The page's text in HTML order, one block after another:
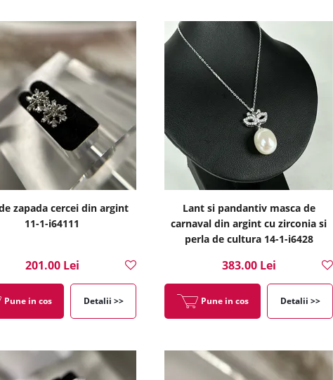
zapada cercei din argint
11-1-i64111
201.00 Lei
Pune in cos Detalii >>
Lant si pandantiv masca de
carnaval din argint cu zirconia si
perla de cultura 14-1-i6428
383.00 Lei
Pune in cos Detalii >>